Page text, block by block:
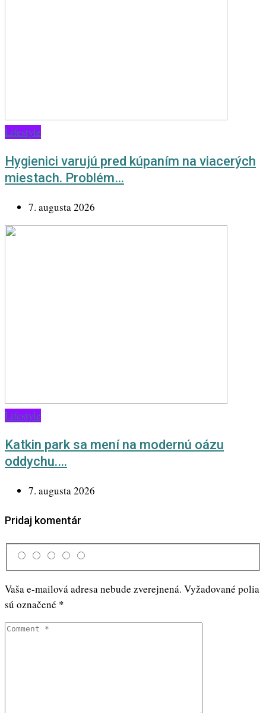
Lifestyle
Hygienici varujú pred kúpaním na viacerých
miestach. Problém…
7. augusta 2026
Lifestyle
Katkin park sa mení na modernú oázu
oddychu.…
7. augusta 2026
Pridaj komentár
Vaša e-mailová adresa nebude zverejnená. Vyžadované polia
sú označené *